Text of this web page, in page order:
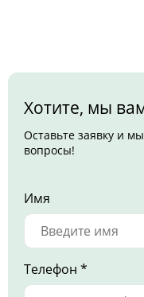
Хотите, мы
Оставьте заявку и
вопросы!
Имя
Телефон *